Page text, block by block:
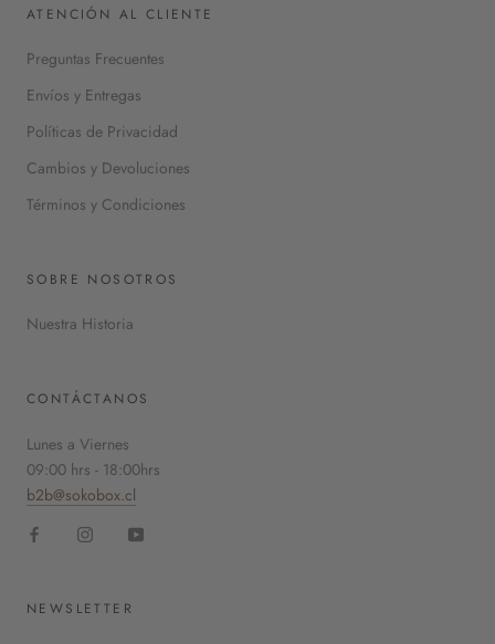
ATENCIÓN AL CLIENTE
Preguntas Frecuentes
Envíos y Entregas
Políticas de Privacidad
Cambios y Devoluciones
Términos y Condiciones
SOBRE NOSOTROS
Nuestra Historia
CONTÁCTANOS
Lunes a Viernes
09:00 hrs - 18:00hrs
b2b@sokobox.cl
NEWSLETTER